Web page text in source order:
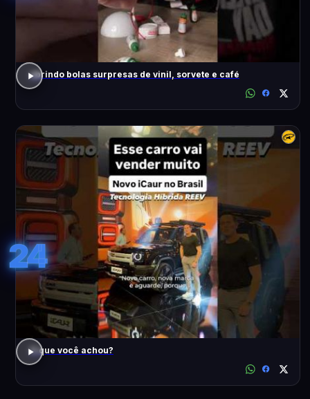
abrindo bolas surpresas de vinil, sorvete e café
24
O que você achou?